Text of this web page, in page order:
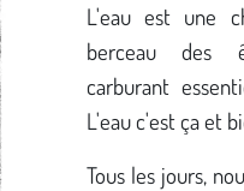
L'eau est une
berceau des
carburant
L'eau c'est ça et
Tous les jours,